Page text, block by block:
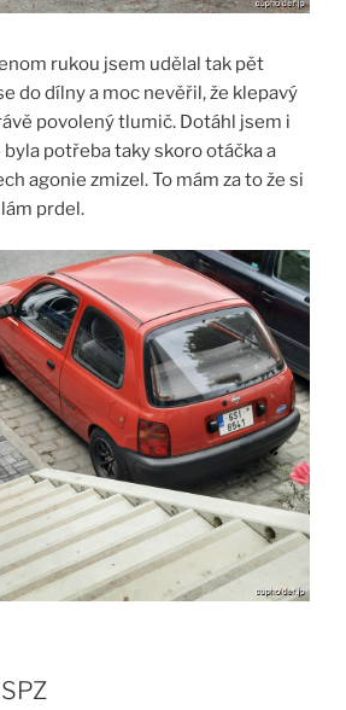
rukou jsem udělal tak pět
do dílny a moc nevěřil, že klepavý
povolený tlumič. Dotáhl jsem i
potřeba taky skoro otáčka a
agonie zmizel. To mám za to že si
prdel.